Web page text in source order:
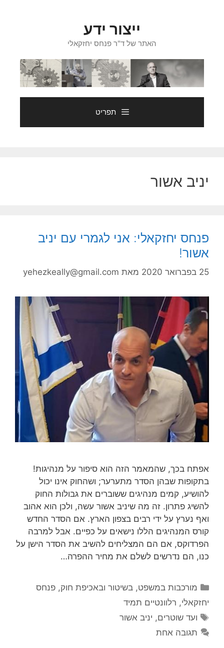
ייצור ידע
האתר של ד"ר פנחס יחזקאלי
תפריט
יניב אשור
פנחס יחזקאלי: אני לגמרי עם יניב
אשור!
25 בפברואר 2020 מאת yehezkeally@gmail.com
אפתח בכך, שהמאמר הזה הוא סיפור על מנהיגות!
בתקופות שבהן הסדר מתערער; ושהחוק אינו יכול
להושיע, קמים מנהיגים ששוברים את גבולות החוק
להשיג פתרון. זה מה שיניב אשור עשה, ולכן הוא אהוב
ואף נערץ על ידי רבים בצפון הארץ. אם הסדר החדש
קורס המנהיגים הללו נישאים על כפיים. אבל למרבה
הפרדוקס, אם הם המצליחים להשיב את הסדר הישן על
כנו, הם נדרשים לשלם את מחיר ההפרה…
קטגוריות
מורכבות במשפט, בשיטור ובאכיפת חוק,פנחס
יחזקאלי, רלוונטיים תמיד
תגיות
ועד שוטרים, יניב אשור
תגובה אחת